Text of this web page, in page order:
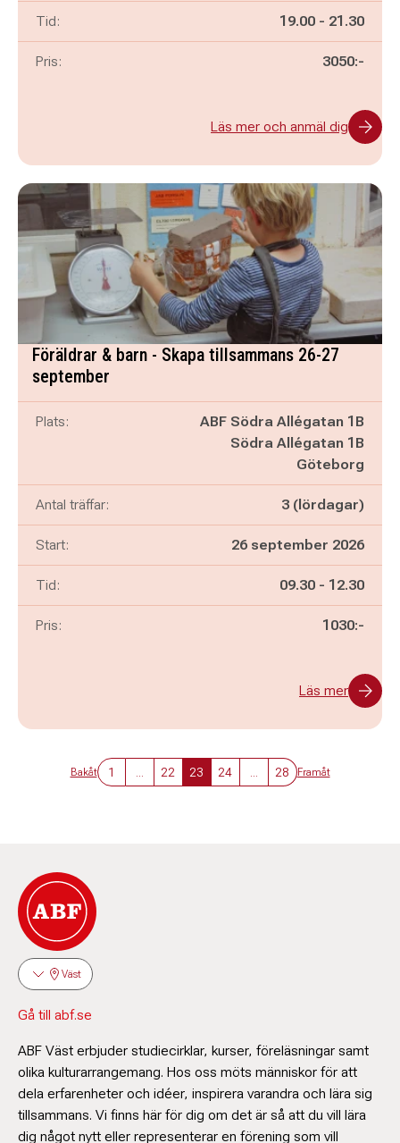
Tid: Pågår mellan
19.00 - och
21.30
Pris: 3050:-
Läs mer och anmäl dig
Föräldrar & barn - Skapa tillsammans 26-27
september
Plats:
ABF Södra Allégatan 1B
Södra Allégatan 1B
Göteborg
Antal träffar: 3 (lördagar)
Start: 26 september 2026
Tid: Pågår mellan
09.30 - och
12.30
Pris: 1030:-
Läs mer
Bakåt 1 22 23 24 28 Framåt
Väst
Gå till abf.se
ABF Väst erbjuder studiecirklar, kurser, föreläsningar samt
olika kulturarrangemang. Hos oss möts människor för att
dela erfarenheter och idéer, inspirera varandra och lära sig
tillsammans. Vi finns här för dig om det är så att du vill lära
dig något nytt eller representerar en förening som vill